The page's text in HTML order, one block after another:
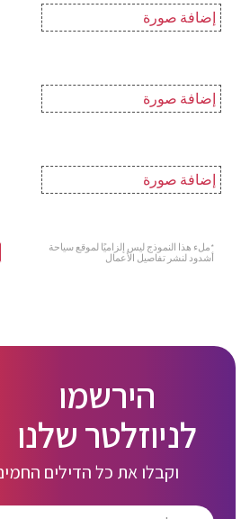
إضافة صورة
إضافة صورة
إضافة صورة
*ملء هذا النموذج ليس إلزاميًا لموقع سياحة
أشدود لنشر تفاصيل الأعمال
הירשמו
לניוזלטר שלנו
וקבלו את כל הדילים